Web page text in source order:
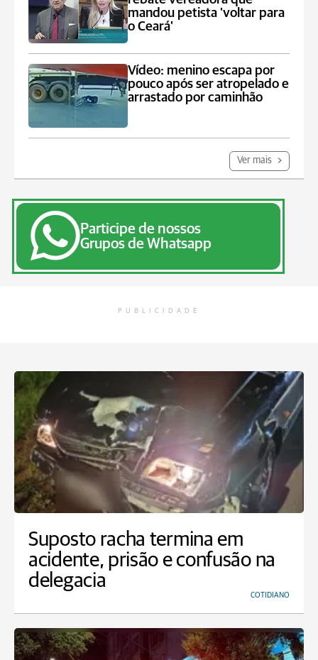
mandou petista 'voltar para
o Ceará'
Vídeo: menino escapa por
pouco após ser atropelado e
arrastado por caminhão
Ver mais
Participe de nossos
Grupos de Whatsapp
PUBLICIDADE
Suposto racha termina em
acidente, prisão e confusão na
delegacia
COTIDIANO